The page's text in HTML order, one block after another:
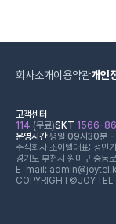
회사소개이용약관개인
고객센터
114 (무료)SKT 1566-
운영시간평일 09시30분 -
주식회사 조이텔대표: 정민기
경기도 부천시 원미구 중
E-mail:
COPYRIGHT©JOYTEL